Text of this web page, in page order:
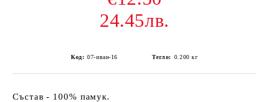
24.45лв.
Код: 07-иван-16 Тегло: 0.200 кг
Състав - 100% памук.